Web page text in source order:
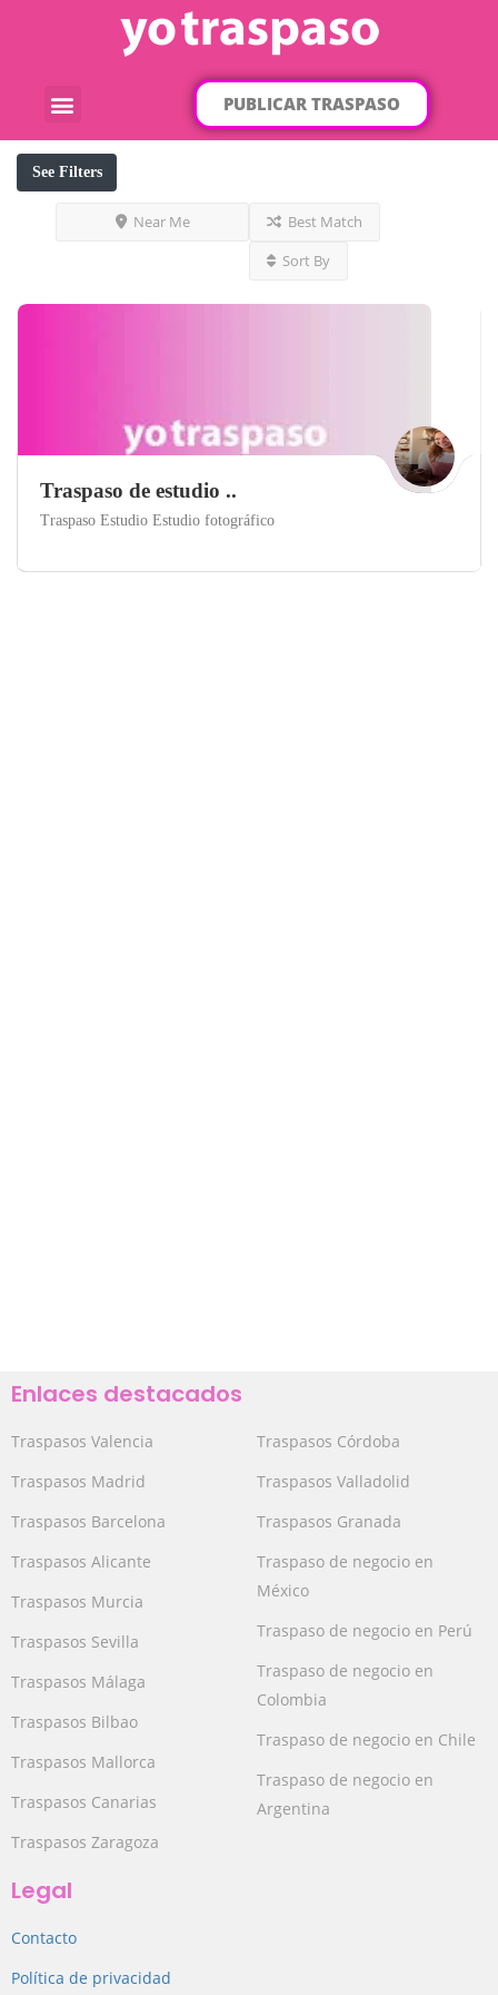
PUBLICAR TRASPASO
See Filters
Near Me
Best Match
Sort By
Traspaso de estudio ..
Traspaso Estudio Estudio fotográfico
Enlaces destacados
Traspasos Valencia
Traspasos Madrid
Traspasos Barcelona
Traspasos Alicante
Traspasos Murcia
Traspasos Sevilla
Traspasos Málaga
Traspasos Bilbao
Traspasos Mallorca
Traspasos Canarias
Traspasos Zaragoza
Traspasos Córdoba
Traspasos Valladolid
Traspasos Granada
Traspaso de negocio en
México
Traspaso de negocio en Perú
Traspaso de negocio en
Colombia
Traspaso de negocio en Chile
Traspaso de negocio en
Argentina
Legal
Contacto
Política de privacidad